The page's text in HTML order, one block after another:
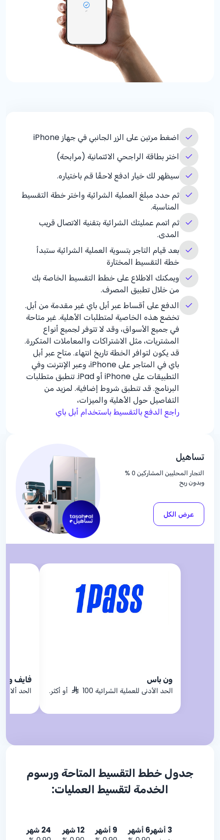
اضغط مرتين على الزر الجانبي في جهاز iPhone
اختر بطاقة الراجحي الائتمانية (مرابحة)
سيظهر لك خيار ادفع لاحقًا قم باختياره.
ثم حدد مبلغ العملية الشرائية واختر خطة التقسيط
المناسبة.
ثم اتمم عمليتك الشرائية بتقنية الاتصال قريب
المدى.
بعد قيام التاجر بتسوية العملية الشرائية ستبدأ
خطة التقسيط المختارة
ويمكنك الاطلاع على خطط التقسيط الخاصة بك
من خلال تطبيق المصرف.
الدفع على أقساط عبر أبل باي غير مقدمة من أبل.
تخضع هذه الخاصية لمتطلبات الأهلية. غير متاحة
في جميع الأسواق، وقد لا تتوفر لجميع أنواع
المشتريات، مثل الاشتراكات والمعاملات المتكررة.
قد يكون لتوافر الخطة تاريخ انتهاء. متاح عبر أبل
باي في المتاجر على iPhone، وعبر الإنترنت وفي
التطبيقات على iPhone أو iPad. تنطبق متطلبات
البرنامج. قد تنطبق شروط إضافية. لمزيد من
التفاصيل حول الأهلية والميزات،
راجع الدفع بالتقسيط باستخدام أبل باي
تساهيل
التجار المحليين المشاركين % 0
وبدون ربح
عرض الكل
ون باس
الحد الأدنى للعملية الشرائية 100
أو أكثر.
فايف ون
الحد ألادنى
جدول خطط التقسيط المتاحة ورسوم
الخدمة لتقسيط العمليات:
3 أشهر 6 أشهر 9 أشهر 12 شهر 24 شهر